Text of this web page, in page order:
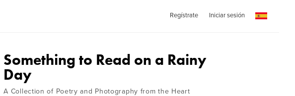
Regístrate Iniciar sesión
Something to Read on a Rainy
Day
A Collection of Poetry and Photography from the Heart